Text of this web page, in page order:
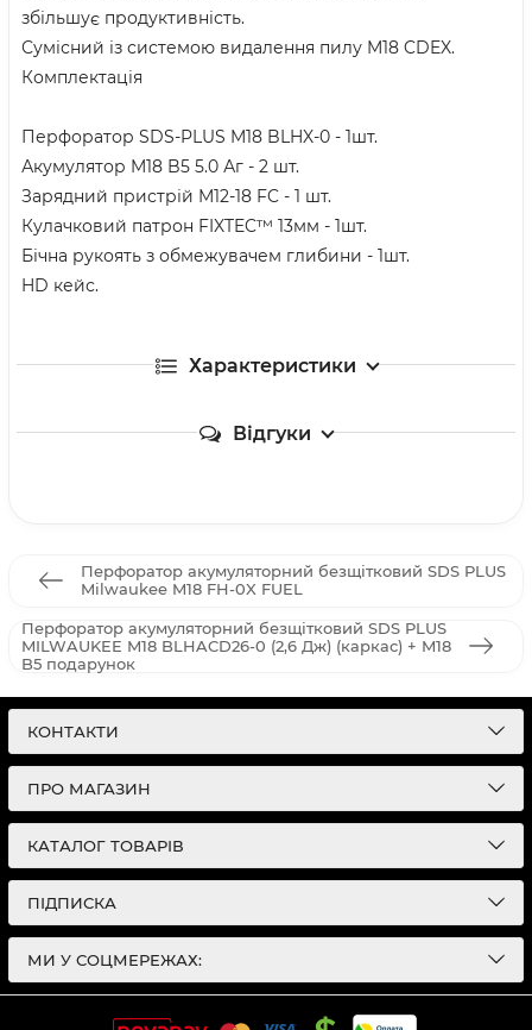
збільшує продуктивність.
Сумісний із системою видалення пилу M18 CDEX.
Комплектація
Перфоратор SDS-PLUS M18 BLHX-0 - 1шт.
Акумулятор M18 B5 5.0 Аг - 2 шт.
Зарядний пристрій M12-18 FC - 1 шт.
Кулачковий патрон FIXTEC™ 13мм - 1шт.
Бічна рукоять з обмежувачем глибини - 1шт.
HD кейс.
Характеристики
Відгуки
Перфоратор акумуляторний безщітковий SDS PLUS
Milwaukee M18 FH-0X FUEL
Перфоратор акумуляторний безщітковий SDS PLUS
MILWAUKEE M18 BLHACD26-0 (2,6 Дж) (каркас) + M18
B5 подарунок
КОНТАКТИ
ПРО МАГАЗИН
КАТАЛОГ ТОВАРІВ
ПІДПИСКА
МИ У СОЦМЕРЕЖАХ: